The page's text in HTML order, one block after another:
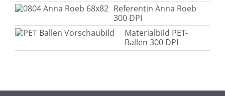
Referentin Anna Roeb
300 DPI
Materialbild PET-
Ballen 300 DPI